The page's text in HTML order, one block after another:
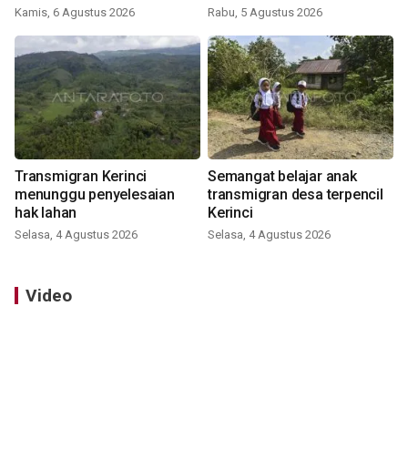
Kamis, 6 Agustus 2026 Rabu, 5 Agustus 2026
Transmigran Kerinci
menunggu penyelesaian
hak lahan
Selasa, 4 Agustus 2026
Semangat belajar anak
transmigran desa terpencil
Kerinci
Selasa, 4 Agustus 2026
Video